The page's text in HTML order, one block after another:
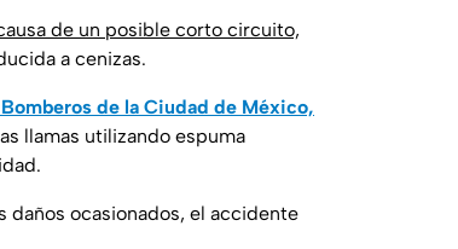
de un posible corto circuito,
a cenizas.
de la Ciudad de México,
llamas utilizando espuma
daños ocasionados, el accidente